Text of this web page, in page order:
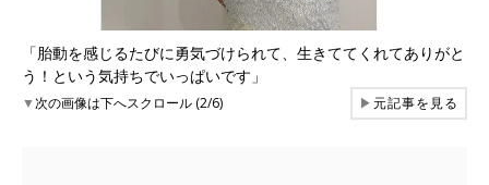
「胎動を感じるたびに勇気づけられて、生きててくれてありがと
う！という気持ちでいっぱいです」
▼次の画像は下へスクロール (2/6) ▶元記事を見る